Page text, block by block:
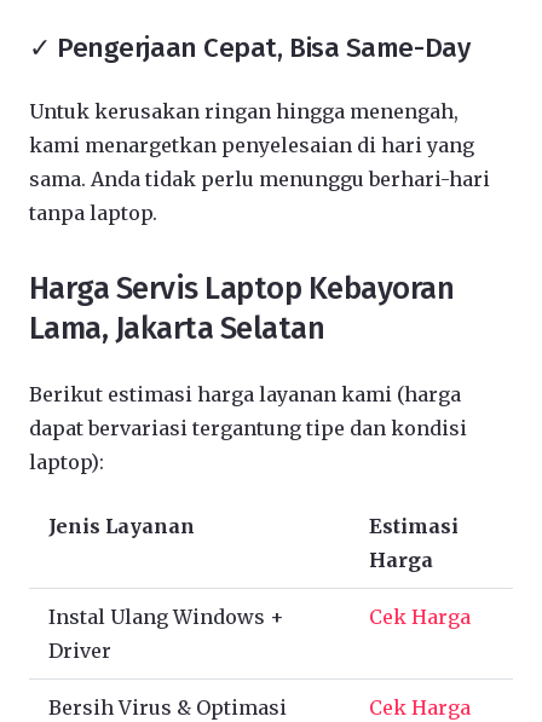
✓ Pengerjaan Cepat, Bisa Same-Day
Untuk kerusakan ringan hingga menengah,
kami menargetkan penyelesaian di hari yang
sama. Anda tidak perlu menunggu berhari-hari
tanpa laptop.
Harga Servis Laptop Kebayoran
Lama, Jakarta Selatan
Berikut estimasi harga layanan kami (harga
dapat bervariasi tergantung tipe dan kondisi
laptop):
Jenis Layanan
Estimasi
Harga
Instal Ulang Windows +
Driver
Cek Harga
Bersih Virus & Optimasi Cek Harga